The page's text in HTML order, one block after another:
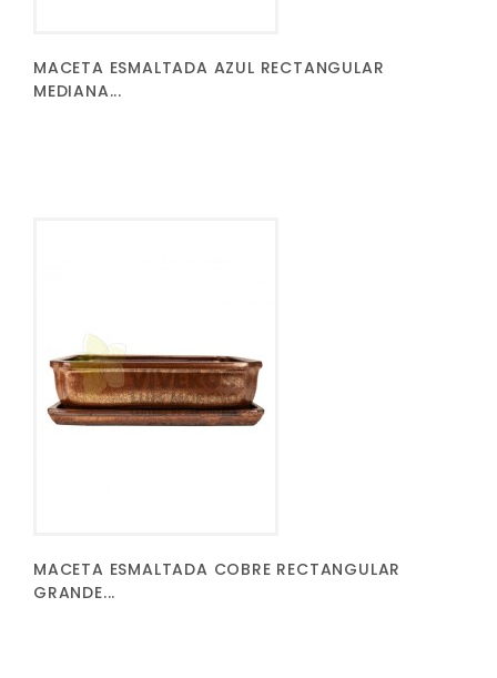
MACETA ESMALTADA AZUL RECTANGULAR
MEDIANA...
MACETA ESMALTADA COBRE RECTANGULAR
GRANDE...